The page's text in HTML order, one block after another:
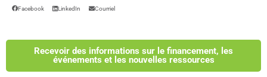
Facebook LinkedIn Courriel
Recevoir des informations sur le financement, les
événements et les nouvelles ressources